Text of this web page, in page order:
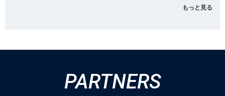
もっと見る
PARTNERS